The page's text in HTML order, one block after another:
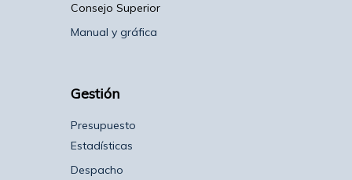
Consejo Superior
Manual y gráfica
Gestión
Presupuesto
Estadísticas
Despacho